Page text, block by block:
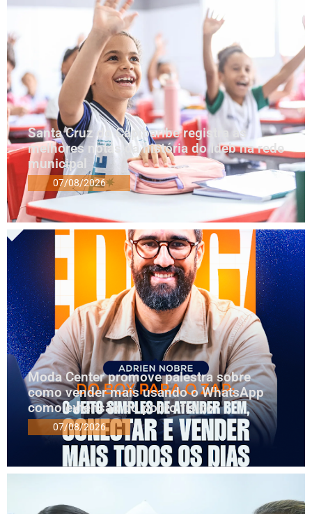
Santa Cruz do Capibaribe registra as
melhores notas da história do Ideb na rede
municipal
07/08/2026
Moda Center promove palestra sobre
como vender mais usando o WhatsApp
como extensão do ponto físico
07/08/2026